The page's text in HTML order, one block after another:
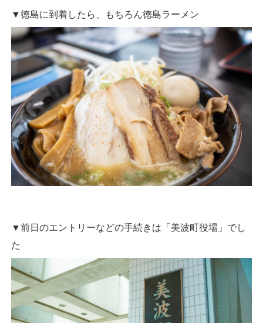
▼徳島に到着したら、もちろん徳島ラーメン
▼前日のエントリーなどの手続きは「美波町役場」でし
た